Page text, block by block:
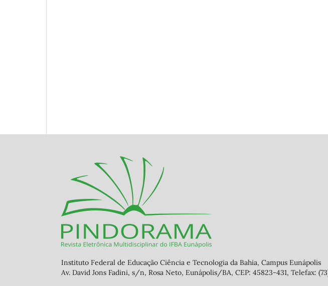
Instituto Federal de Educação Ciência e Tecnologia da Bahia, Campus Eunápolis
Av. David Jons Fadini, s/n, Rosa Neto, Eunápolis/BA, CEP: 45823-431, Telefax: